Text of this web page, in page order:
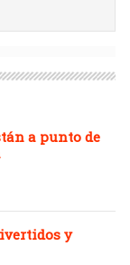
a punto de
y